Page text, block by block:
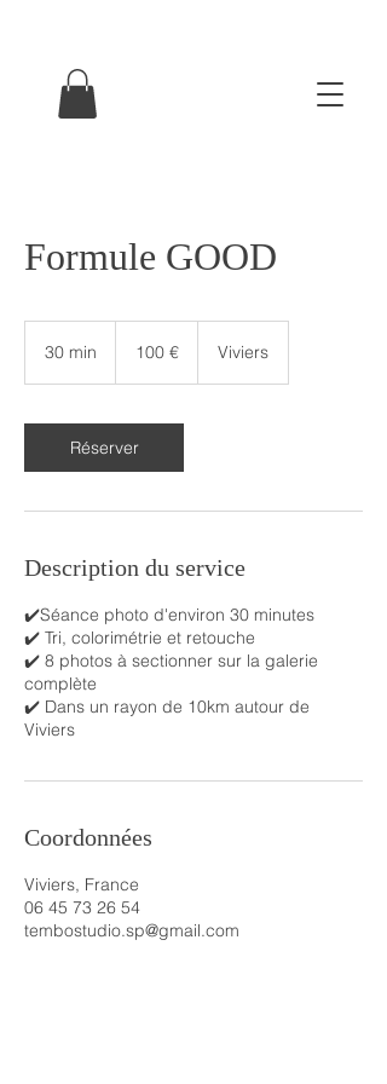
Formule GOOD
30 min
i
n
100 € Viviers
Réserver
Description du service
✔️Séance photo d'environ 30 minutes​
✔️ Tri, colorimétrie et retouche
✔️ 8 photos à sectionner sur la galerie
complète
✔️ Dans un rayon de 10km autour de
Coordonnées
Viviers, France
06 45 73 26 54
tembostudio.sp@gmail.com